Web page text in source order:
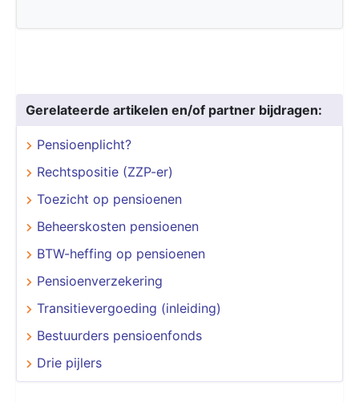
Gerelateerde artikelen en/of partner bijdragen:
Pensioenplicht?
Rechtspositie (ZZP-er)
Toezicht op pensioenen
Beheerskosten pensioenen
BTW-heffing op pensioenen
Pensioenverzekering
Transitievergoeding (inleiding)
Bestuurders pensioenfonds
Drie pijlers